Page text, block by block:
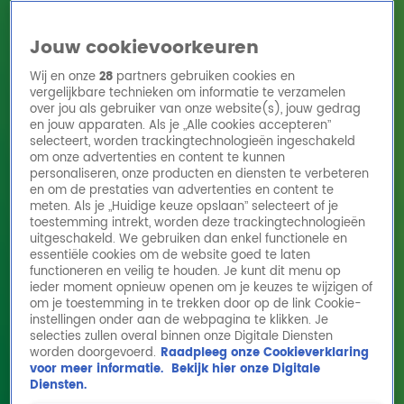
HomeActiesRadioshows DJ'sRadio 10 zendersHitlijsten
Radio luisteren
Volg Radio 10
Zoeken
HomeOnline Radio LuisterenActiesShowsAlle zenders
Dit moet je doen als je tijdens het zwemmen
in zee in een mui belandt
12 aug 2025, 11:32
Jouw cookievoorkeuren
Wij en onze28 partners gebruiken cookies en
vergelijkbare technieken om informatie te verzamelen
over jou als gebruiker van onze website(s), jouw gedrag
en jouw apparaten. Als je „Alle cookies accepteren”
selecteert, worden trackingtechnologieën ingeschakeld
om onze advertenties en content te kunnen
personaliseren, onze producten en diensten te verbeteren
en om de prestaties van advertenties en content te
meten. Als je „Huidige keuze opslaan” selecteert of je
toestemming intrekt, worden deze trackingtechnologieën
uitgeschakeld. We gebruiken dan enkel functionele en
essentiële cookies om de website goed te laten
functioneren en veilig te houden. Je kunt dit menu op
ieder moment opnieuw openen om je keuzes te wijzigen of
om je toestemming in te trekken door op de link Cookie-
instellingen onder aan de webpagina te klikken. Je
selecties zullen overal binnen onze Digitale Diensten
worden doorgevoerd. Raadpleeg onze Cookieverklaring
voor meer informatie. Bekijk hier onze Digitale
Diensten.